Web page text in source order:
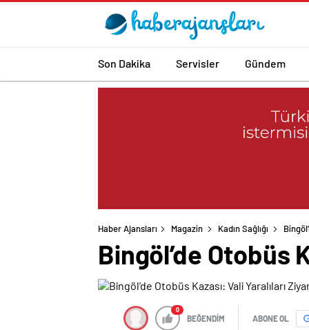
Son Dakika Servisler Gündem
Haber Ajansları Magazin Kadın Sağlığı
Bingöl’de Otobüs
0
BEĞENDİM ABONE OL